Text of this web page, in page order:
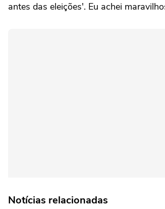
antes das eleições'. Eu achei
Notícias relacionadas